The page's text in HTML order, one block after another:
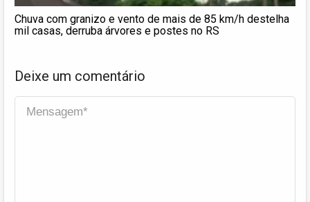
Chuva com granizo e vento de mais de 85 km/h destelha
mil casas, derruba árvores e postes no RS
Deixe um comentário